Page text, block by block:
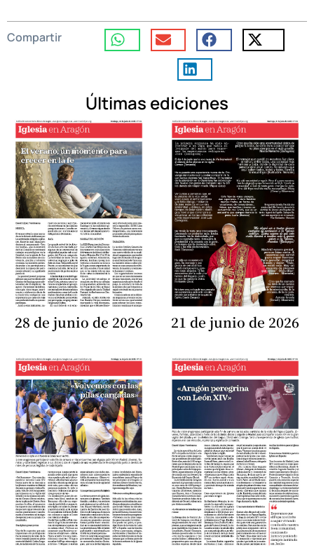
Compartir
Últimas ediciones
28 de junio de 2026 21 de junio de 2026